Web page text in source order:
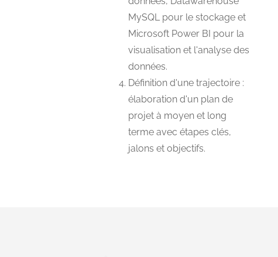
MySQL pour le stockage et
Microsoft Power BI pour la
visualisation et l'analyse des
données.
Définition d'une trajectoire :
élaboration d'un plan de
projet à moyen et long
terme avec étapes clés,
jalons et objectifs.